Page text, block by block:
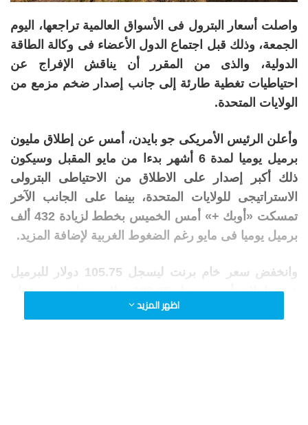
واصلت أسعار البترول فى الأسواق العالمية تراجعها، اليوم
الجمعة، وذلك قبل اجتماع الدول الأعضاء فى وكالة الطاقة
الدولية، والذى من المقرر أن يناقش الإفراج عن
احتياطيات تغطية طارئة إلى جانب إصدار ضخم مزمع من
الولايات المتحدة.
وأعلن الرئيس الأمريكى جو بايدن، أمس عن إطلاق مليون
برميل يوميا لمدة 6 أشهر بدءا من مايو المقبل وسيكون
ذلك أكبر إصدار على الاطلاق من الاحتياطى البترولى
الاستراتيجى للولايات المتحدة، بينما على الجانب الآخر
تمسكت «أوبك +» أمس الخميس بخطط لزيادة 432 ألف
برميل يوميا فى مايو رغم الضغوط الغربية لإضافة المزيد.
وانخفض سعر خام برنت ليسجل 105.75 دولار للبرميل
فى تعاملات أمس سجل 108.25 دولار، وتراجع سعر خام
اظهر المزيد